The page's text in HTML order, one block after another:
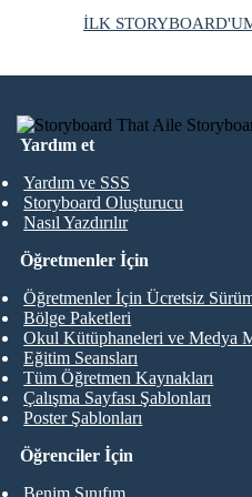
İLK
Yardım et
Yardım ve SSS
Storyboard Oluşturucu
Nasıl Yazdırılır
Öğrenciler İçin
Benim Sınıfım
Öğretmenler İçin
Öğretmenler İçin Ücretsiz
Bölge Paketleri
Okul Kütüphaneleri ve Medya
Eğitim Seansları
Tüm Öğretmen Kaynakları
Çalışma Sayfası Şablonları
Poster Şablonları